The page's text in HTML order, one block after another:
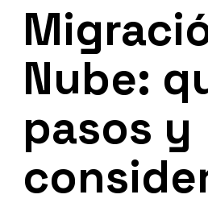
Nube:
pasos y